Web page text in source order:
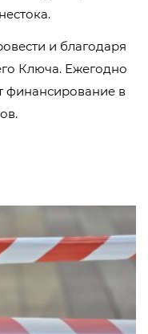
и благодаря
Ключа. Ежегодно
финансирование в